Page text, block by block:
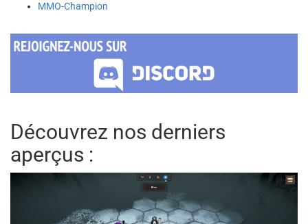
MMO-Champion
Découvrez nos derniers
aperçus :